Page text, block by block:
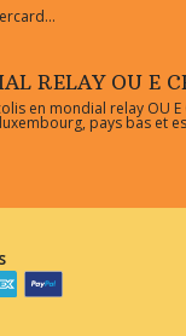
RELAY OU E
en mondial relay OU
pays bas et